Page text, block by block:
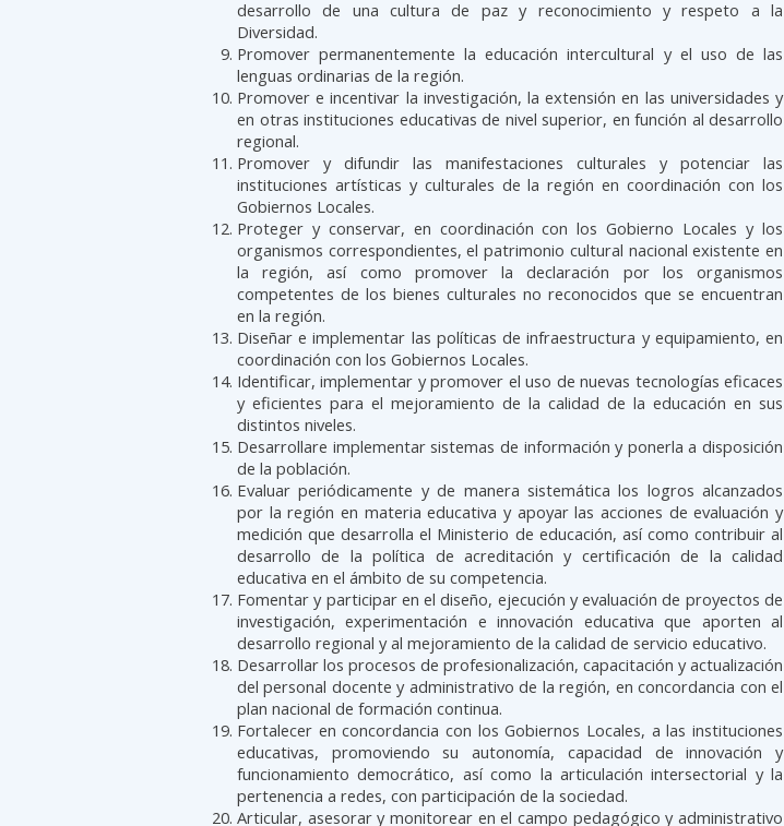
desarrollo de una cultura de paz y reconocimiento y respeto a la
Diversidad.
Promover permanentemente la educación intercultural y el uso de las
lenguas ordinarias de la región.
Promover e incentivar la investigación, la extensión en las universidades y
en otras instituciones educativas de nivel superior, en función al desarrollo
regional.
Promover y difundir las manifestaciones culturales y potenciar las
instituciones artísticas y culturales de la región en coordinación con los
Gobiernos Locales.
Proteger y conservar, en coordinación con los Gobierno Locales y los
organismos correspondientes, el patrimonio cultural nacional existente en
la región, así como promover la declaración por los organismos
competentes de los bienes culturales no reconocidos que se encuentran
en la región.
Diseñar e implementar las políticas de infraestructura y equipamiento, en
coordinación con los Gobiernos Locales.
Identificar, implementar y promover el uso de nuevas tecnologías eficaces
y eficientes para el mejoramiento de la calidad de la educación en sus
distintos niveles.
Desarrollare implementar sistemas de información y ponerla a disposición
de la población.
Evaluar periódicamente y de manera sistemática los logros alcanzados
por la región en materia educativa y apoyar las acciones de evaluación y
medición que desarrolla el Ministerio de educación, así como contribuir al
desarrollo de la política de acreditación y certificación de la calidad
educativa en el ámbito de su competencia.
Fomentar y participar en el diseño, ejecución y evaluación de proyectos de
investigación, experimentación e innovación educativa que aporten al
desarrollo regional y al mejoramiento de la calidad de servicio educativo.
Desarrollar los procesos de profesionalización, capacitación y actualización
del personal docente y administrativo de la región, en concordancia con el
plan nacional de formación continua.
Fortalecer en concordancia con los Gobiernos Locales, a las instituciones
educativas, promoviendo su autonomía, capacidad de innovación y
funcionamiento democrático, así como la articulación intersectorial y la
pertenencia a redes, con participación de la sociedad.
Articular, asesorar y monitorear en el campo pedagógico y administrativo